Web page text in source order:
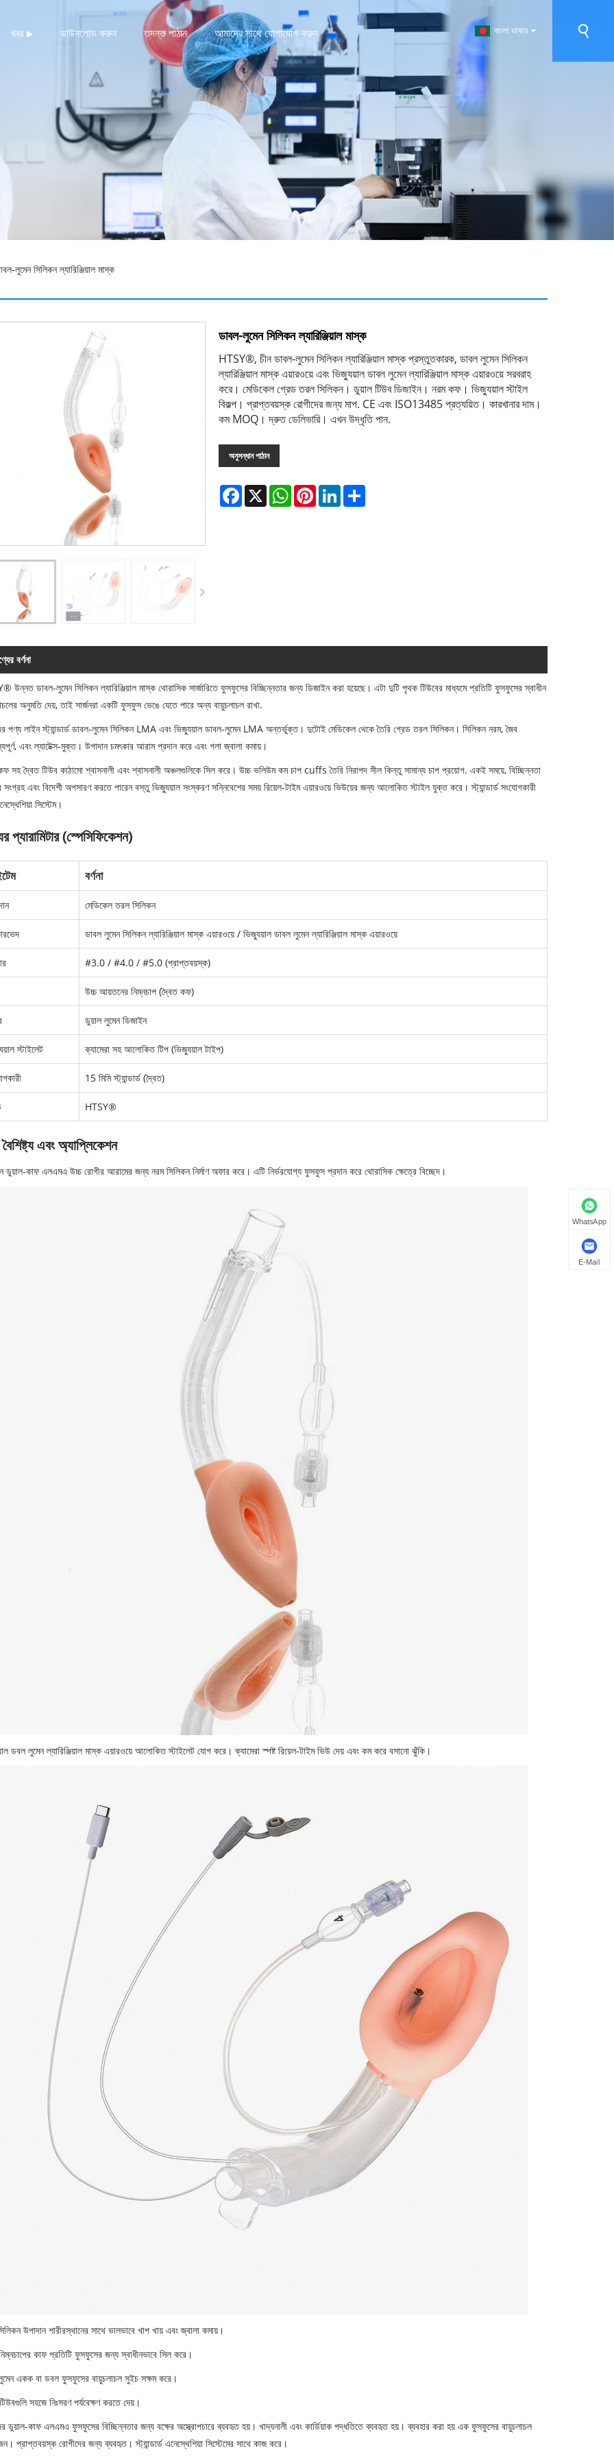
খবর ডাউনলোড করুন তদন্ত পাঠান আমাদের সাথে যোগাযোগ করুন বাংলা ভাষার
লুমেন সিলিকন ল্যারিঞ্জিয়াল মাস্ক
ডাবল-লুমেন সিলিকন ল্যারিঞ্জিয়াল মাস্ক
HTSY®, চীন ডাবল-লুমেন সিলিকন ল্যারিঞ্জিয়াল মাস্ক প্রস্তুতকারক, ডাবল লুমেন সিলিকন
ল্যারিঞ্জিয়াল মাস্ক এয়ারওয়ে এবং ভিজ্যুয়াল ডাবল লুমেন ল্যারিঞ্জিয়াল মাস্ক এয়ারওয়ে সরবরাহ
করে। মেডিকেল গ্রেড তরল সিলিকন। ডুয়াল টিউব ডিজাইন। নরম কফ। ভিজ্যুয়াল স্টাইল
বিকল্প। প্রাপ্তবয়স্ক রোগীদের জন্য মাপ. CE এবং ISO13485 প্রত্যয়িত। কারখানার দাম।
কম MOQ। দ্রুত ডেলিভারি। এখন উদ্ধৃতি পান.
অনুসন্ধান পাঠান
Facebook
X WhatsAppPinterestLinkedInShare
বর্ণনা
উন্নত ডাবল-লুমেন সিলিকন ল্যারিঞ্জিয়াল মাস্ক থোরাসিক সার্জারিতে ফুসফুসের বিচ্ছিন্নতার জন্য ডিজাইন করা হয়েছে। এটা দুটি পৃথক টিউবের মাধ্যমে প্রতিটি ফুসফুসের স্বাধীন
অনুমতি দেয়, তাই সার্জনরা একটি ফুসফুস ভেঙে যেতে পারে অন্য বায়ুচলাচল রাখা.
পণ্য লাইন স্ট্যান্ডার্ড ডাবল-লুমেন সিলিকন LMA এবং ভিজ্যুয়াল ডাবল-লুমেন LMA অন্তর্ভুক্ত। দুটোই মেডিকেল থেকে তৈরি গ্রেড তরল সিলিকন। সিলিকন নরম, জৈব
এবং ল্যাটেক্স-মুক্ত। উপাদান চমৎকার আরাম প্রদান করে এবং গলা জ্বালা কমায়।
সহ দ্বৈত টিউব কাঠামো শ্বাসনালী এবং শ্বাসনালী অঞ্চলগুলিকে সিল করে। উচ্চ ভলিউম কম চাপ cuffs তৈরি নিরাপদ সীল কিন্তু সামান্য চাপ প্রয়োগ. একই সময়ে, বিচ্ছিন্নতা
সংগ্রহ এবং বিদেশী অপসারণ করতে পারেন বস্তু ভিজ্যুয়াল সংস্করণ সন্নিবেশের সময় রিয়েল-টাইম এয়ারওয়ে ভিউয়ের জন্য আলোকিত স্টাইল যুক্ত করে। স্ট্যান্ডার্ড সংযোগকারী
সিস্টেম।
প্যারামিটার (স্পেসিফিকেশন)
বর্ণনা
মেডিকেল তরল সিলিকন
ডাবল লুমেন সিলিকন ল্যারিঞ্জিয়াল মাস্ক এয়ারওয়ে / ভিজ্যুয়াল ডাবল লুমেন ল্যারিঞ্জিয়াল মাস্ক এয়ারওয়ে
#3.0 / #4.0 / #5.0 (প্রাপ্তবয়স্ক)
উচ্চ আয়তনের নিম্নচাপ (দ্বৈত কফ)
ডুয়াল লুমেন ডিজাইন
স্টাইলেট ক্যামেরা সহ আলোকিত টিপ (ভিজ্যুয়াল টাইপ)
15 মিমি স্ট্যান্ডার্ড (দ্বৈত)
HTSY®
এবং অ্যাপ্লিকেশন
ডুয়াল-কাফ এলএমএ উচ্চ রোগীর আরামের জন্য নরম সিলিকন নির্মাণ অফার করে। এটি নির্ভরযোগ্য ফুসফুস প্রদান করে থোরাসিক ক্ষেত্রে বিচ্ছেদ।
ডবল লুমেন ল্যারিঞ্জিয়াল মাস্ক এয়ারওয়ে আলোকিত স্টাইলেট যোগ করে। ক্যামেরা স্পষ্ট রিয়েল-টাইম ভিউ দেয় এবং কম করে বসানো ঝুঁকি।
উপাদান শারীরস্থানের সাথে ভালভাবে খাপ খায় এবং জ্বালা কমায়।
কাফ প্রতিটি ফুসফুসের জন্য স্বাধীনভাবে সিল করে।
একক বা ডবল ফুসফুসের বায়ুচলাচল সুইচ সক্ষম করে।
সহজে নিঃসরণ পর্যবেক্ষণ করতে দেয়।
ডুয়াল-কাফ এলএমএ ফুসফুসের বিচ্ছিন্নতার জন্য বক্ষের অস্ত্রোপচারে ব্যবহৃত হয়। খাদ্যনালী এবং কার্ডিয়াক পদ্ধতিতে ব্যবহৃত হয়। ব্যবহার করা হয় এক ফুসফুসের বায়ুচলাচল
প্রাপ্তবয়স্ক রোগীদের জন্য ব্যবহৃত। স্ট্যান্ডার্ড এনেস্থেশিয়া সিস্টেমের সাথে কাজ করে।
WhatsApp
E-Mail